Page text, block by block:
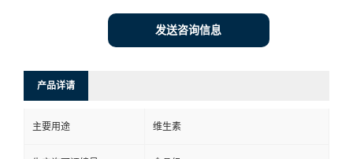
发送咨询信息
产品详请
主要用途 维生素